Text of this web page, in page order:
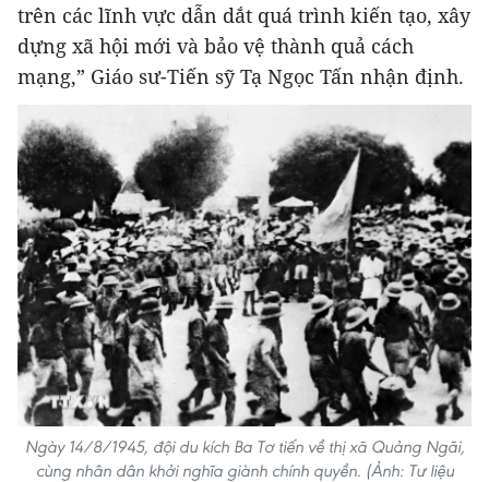
trên các lĩnh vực dẫn dắt quá trình kiến tạo, xây
dựng xã hội mới và bảo vệ thành quả cách
mạng,” Giáo sư-Tiến sỹ Tạ Ngọc Tấn nhận định.
Ngày 14/8/1945, đội du kích Ba Tơ tiến về thị xã Quảng Ngãi,
cùng nhân dân khởi nghĩa giành chính quyền. (Ảnh: Tư liệu